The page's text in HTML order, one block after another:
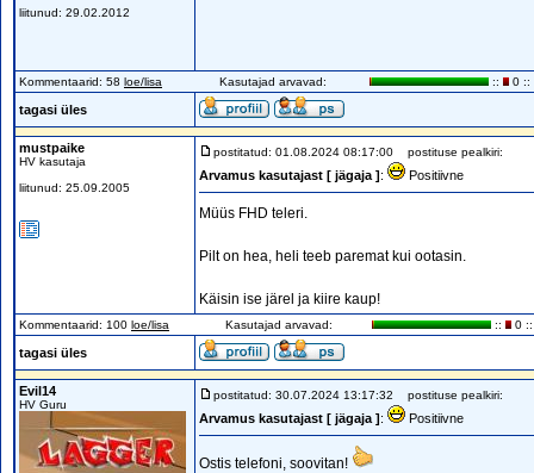
liitunud: 29.02.2012
Kommentaarid: 58 loe/lisa Kasutajad arvavad: :: 0 ::
tagasi üles
mustpaike
HV kasutaja
liitunud: 25.09.2005
postitatud: 01.08.2024 08:17:00 postituse pealkiri:
Arvamus kasutajast [ jägaja ]: Positiivne
Müüs FHD teleri.
Pilt on hea, heli teeb paremat kui ootasin.
Käisin ise järel ja kiire kaup!
Kommentaarid: 100 loe/lisa Kasutajad arvavad: :: 0 ::
tagasi üles
Evil14
HV Guru
postitatud: 30.07.2024 13:17:32 postituse pealkiri:
Arvamus kasutajast [ jägaja ]: Positiivne
Ostis telefoni, soovitan!